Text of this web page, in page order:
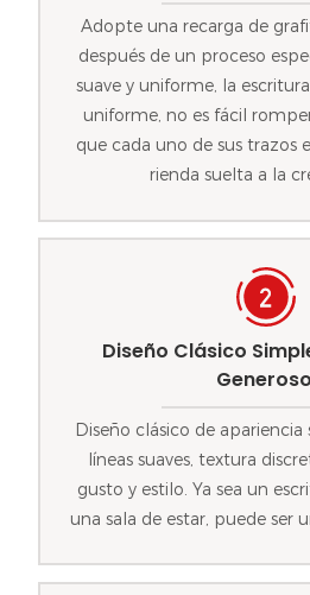
Adopte una recarga de
después de un proceso
suave y uniforme, la
uniforme, no es fácil
que cada uno de sus trazos
rienda suelta a la
Diseño Clásico
Diseño clásico de
líneas suaves, textura
gusto y estilo. Ya sea un
una sala de estar, puede ser